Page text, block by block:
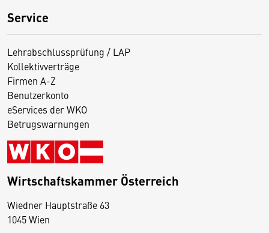
Service
Lehrabschlussprüfung / LAP
Kollektivverträge
Firmen A-Z
Benutzerkonto
eServices der WKO
Betrugswarnungen
Wirtschaftskammer Österreich
Wiedner Hauptstraße 63
1045 Wien
D